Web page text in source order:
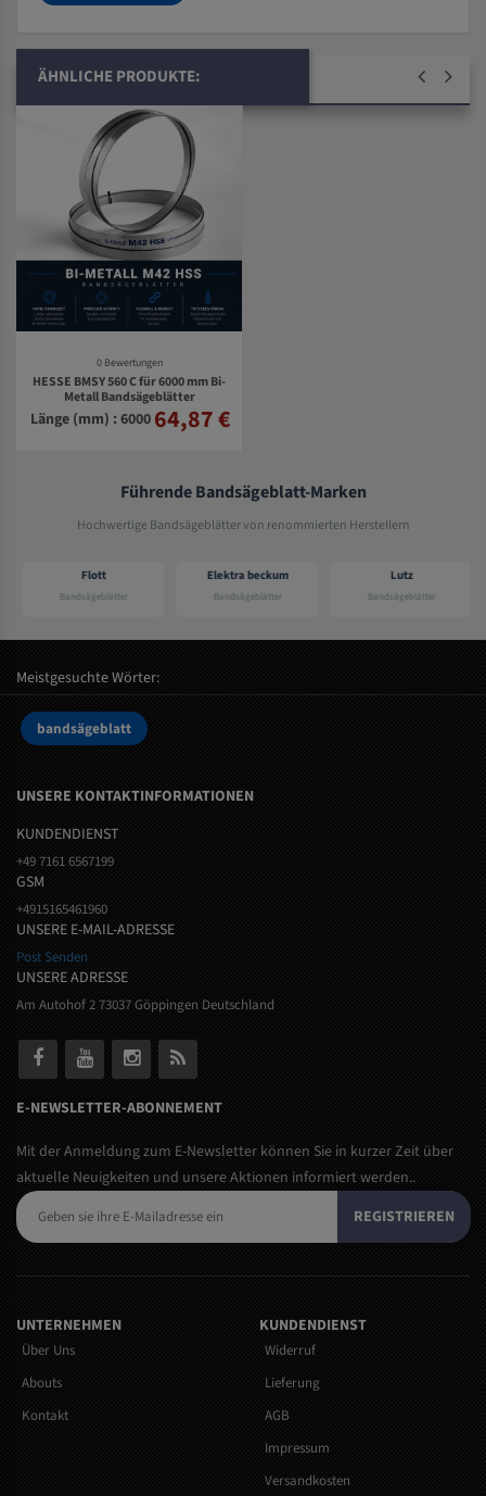
ÄHNLICHE PRODUKTE:
0 Bewertungen
HESSE BMSY 560 C für 6000 mm Bi-
Metall Bandsägeblätter
Länge (mm) : 6000 64,87 €
Führende Bandsägeblatt-Marken
Hochwertige Bandsägeblätter von renommierten Herstellern
Flott
Bandsägeblätter
Elektra beckum
Bandsägeblätter
Lutz
Bandsägeblätter
Meistgesuchte Wörter:
bandsägeblatt
UNSERE KONTAKTINFORMATIONEN
KUNDENDIENST
+49 7161 6567199
GSM
+4915165461960
UNSERE E-MAIL-ADRESSE
Post Senden
UNSERE ADRESSE
Am Autohof 2 73037 Göppingen Deutschland
E-NEWSLETTER-ABONNEMENT
Mit der Anmeldung zum E-Newsletter können Sie in kurzer Zeit über
aktuelle Neuigkeiten und unsere Aktionen informiert werden..
REGISTRIEREN
UNTERNEHMEN
Über Uns
Abouts
Kontakt
KUNDENDIENST
Widerruf
Lieferung
AGB
Impressum
Versandkosten